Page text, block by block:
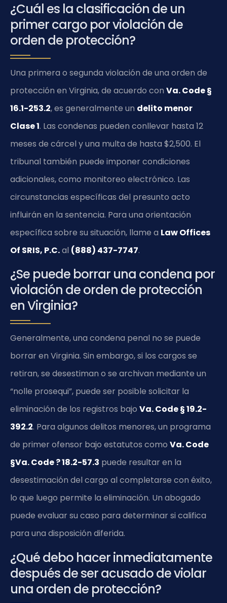
¿Cuál es la clasificación de un
primer cargo por violación de
orden de protección?
Una primera o segunda violación de una orden de
protección en Virginia, de acuerdo con Va. Code §
16.1-253.2, es generalmente un delito menor
Clase 1. Las condenas pueden conllevar hasta 12
meses de cárcel y una multa de hasta $2,500. El
tribunal también puede imponer condiciones
adicionales, como monitoreo electrónico. Las
circunstancias específicas del presunto acto
influirán en la sentencia. Para una orientación
específica sobre su situación, llame a Law Offices
Of SRIS, P.C.al (888) 437-7747.
¿Se puede borrar una condena por
violación de orden de protección
en Virginia?
Generalmente, una condena penal no se puede
borrar en Virginia. Sin embargo, si los cargos se
retiran, se desestiman o se archivan mediante un
“nolle prosequi”, puede ser posible solicitar la
eliminación de los registros bajo Va. Code § 19.2-
392.2. Para algunos delitos menores, un programa
de primer ofensor bajo estatutos como Va. Code
§Va. Code ? 18.2-57.3 puede resultar en la
desestimación del cargo al completarse con éxito,
lo que luego permite la eliminación. Un abogado
puede evaluar su caso para determinar si califica
para una disposición diferida.
¿Qué debo hacer inmediatamente
después de ser acusado de violar
una orden de protección?